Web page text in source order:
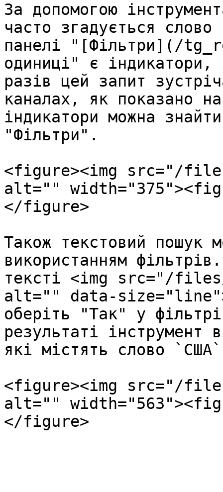
За допомогою
часто згадується
панелі "[Фільтри](/
одиниці" є індикатори,
разів цей запит
каналах, як показано
індикатори можна
"Фільтри".
<figure><img src="/
alt=""
</figure>
Також текстовий пошук
використанням
тексті <img src="/files/
alt="" data-
оберіть "Так" у
результаті інструмент
які містять слово
<figure><img src="/files/
alt=""